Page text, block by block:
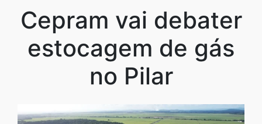
Cepram vai debater
estocagem de gás
no Pilar